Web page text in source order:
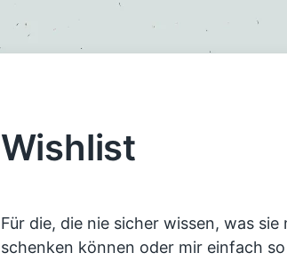
Wishlist
Für die, die nie sicher wissen, was
schenken können oder mir einfach